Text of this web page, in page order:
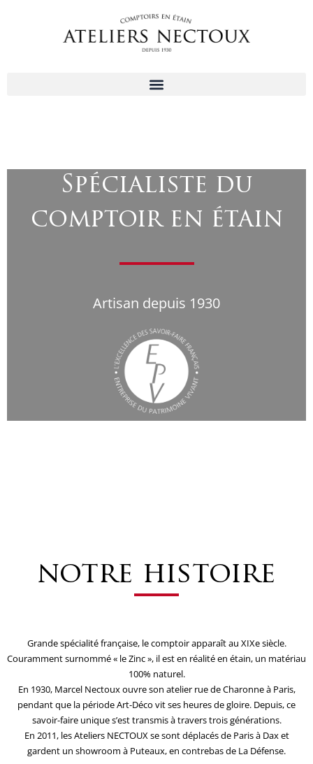
Spécialiste du
comptoir en étain
Artisan depuis 1930
notre histoire
Grande spécialité française, le comptoir apparaît au XIXe siècle.
Couramment surnommé « le Zinc », il est en réalité en étain, un matériau
100% naturel.
En 1930, Marcel Nectoux ouvre son atelier rue de Charonne à Paris,
pendant que la période Art-Déco vit ses heures de gloire. Depuis, ce
savoir-faire unique s’est transmis à travers trois générations.
En 2011, les Ateliers NECTOUX se sont déplacés de Paris à Dax et
gardent un showroom à Puteaux, en contrebas de La Défense.